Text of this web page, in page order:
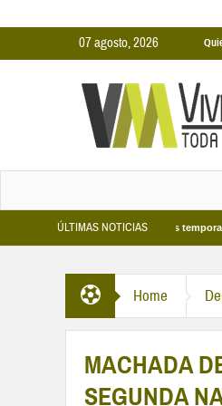
07 agosto, 2026
ÚLTIMAS NOTICIAS
Municipales temporada 2026-2027
Home
MACHADA
SEGUNDA